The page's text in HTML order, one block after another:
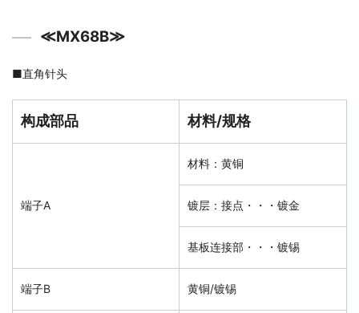
≪MX68B≫
■直角针头
构成部品 材料/规格
端子A
材料：黄铜
镀层：接点・・・镀金
基板连接部・・・镀锡
端子B 黄铜/镀锡